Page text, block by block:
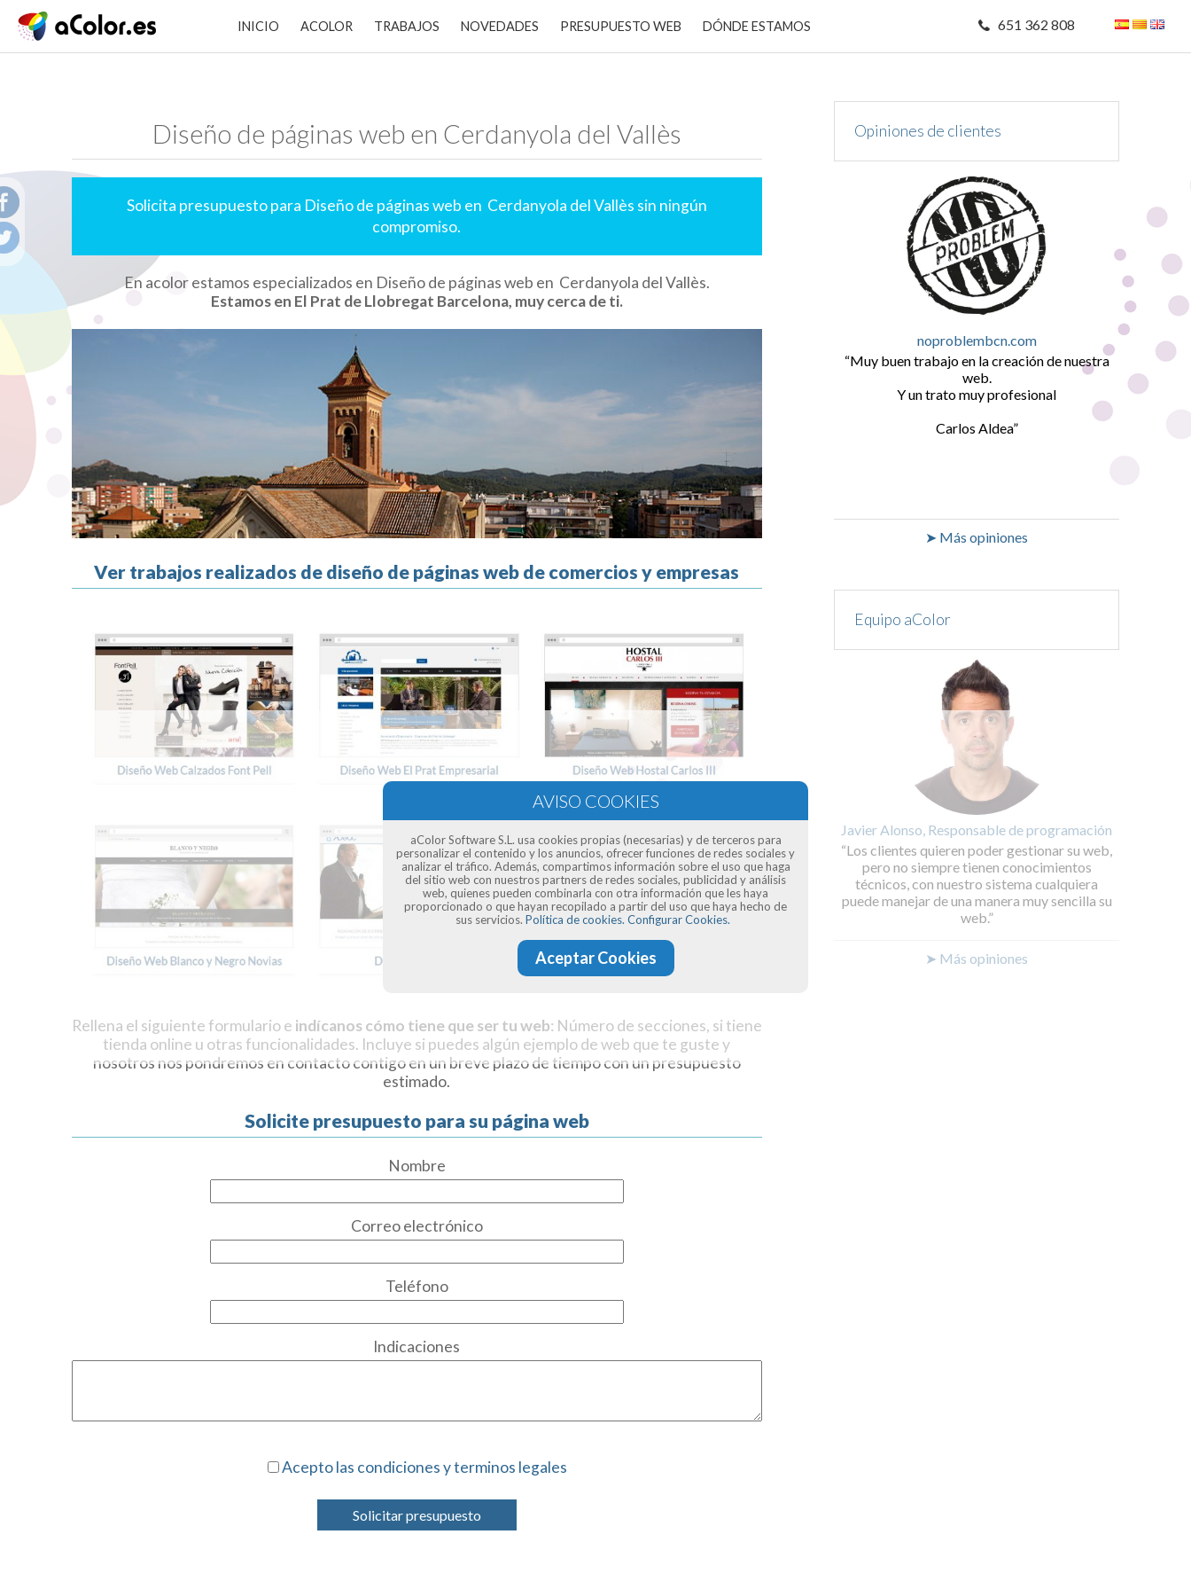
INICIO ACOLOR TRABAJOS NOVEDADES PRESUPUESTO WEB DÓNDE ESTAMOS 651 362 808
Diseño de páginas web en Cerdanyola del Vallès
Solicita presupuesto para Diseño de páginas web en Cerdanyola del Vallès sin ningún
compromiso.
En acolor estamos especializados en Diseño de páginas web en Cerdanyola del Vallès.
Estamos en El Prat de Llobregat Barcelona, muy cerca de ti.
Ver trabajos realizados de diseño de páginas web de comercios y empresas
Rellena el siguiente formulario e indícanos cómo tiene que ser tu web: Número de secciones, si tiene
tienda online u otras funcionalidades. Incluye si puedes algún ejemplo de web que te guste y
nosotros nos pondremos en contacto contigo en un breve plazo de tiempo con un presupuesto
estimado.
Solicite presupuesto para su página web
Nombre
Correo electrónico
Teléfono
Indicaciones
Acepto las condiciones y terminos legales
Solicitar presupuesto
Opiniones de clientes
noproblembcn.com
Muy buen trabajo en la creación de nuestra
web.
Y un trato muy profesional
Carlos Aldea
➤ Más opiniones
Equipo aColor
Javier Alonso, Responsable de programación
Los clientes quieren poder gestionar su web,
pero no siempre tienen conocimientos
técnicos, con nuestro sistema cualquiera
puede manejar de una manera muy sencilla su
web.
➤ Más opiniones
aColor Software S.L. usa cookies propias (necesarias) y de terceros para
personalizar el contenido y los anuncios, ofrecer funciones de redes sociales y
analizar el tráfico. Además, compartimos información sobre el uso que haga
del sitio web con nuestros partners de redes sociales, publicidad y análisis
web, quienes pueden combinarla con otra información que les haya
proporcionado o que hayan recopilado a partir del uso que haya hecho de
sus servicios. Política de cookies. Configurar Cookies.
Aceptar Cookies